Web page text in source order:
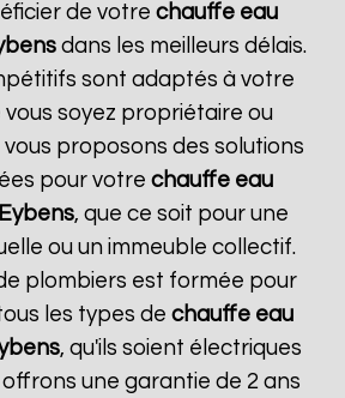
de votre chauffe eau
dans les meilleurs délais.
sont adaptés à votre
vous soyez propriétaire ou
vous proposons des solutions
pour votrechauffe eau
Eybens, que ce soit pour une
ou un immeuble collectif.
plombiers est formée pour
les types dechauffe eau
, qu'ils soient électriques
offrons une garantie de 2 ans